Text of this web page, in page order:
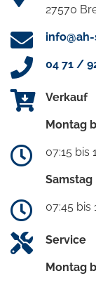
27570
04 71 /
Verkauf
Montag
07:15 bis
Samstag
07:45 bis
Service
Montag